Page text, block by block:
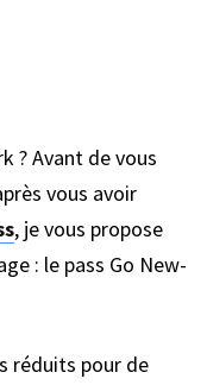
? Avant de vous
vous avoir
, je vous propose
: le pass Go New-
réduits pour de